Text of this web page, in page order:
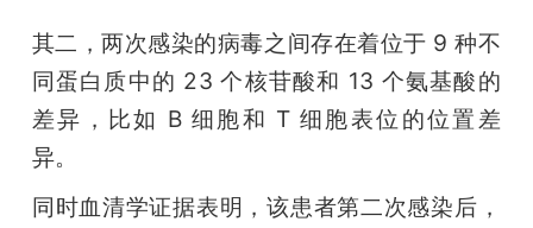
其二，两次感染的病毒之间存在着位于 9 种不
同蛋白质中的 23 个核苷酸和 13 个氨基酸的
差异，比如 B 细胞和 T 细胞表位的位置差
异。
同时血清学证据表明，该患者第二次感染后，